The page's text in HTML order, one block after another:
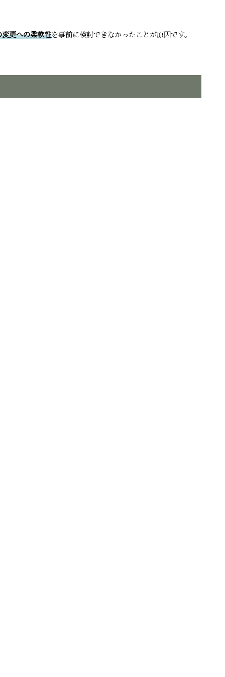
更への柔軟性を事前に検討できなかったことが原因です。